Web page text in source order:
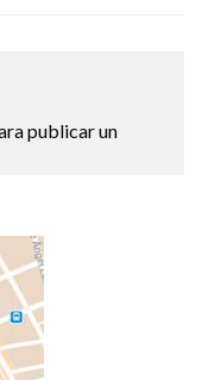
publicar un